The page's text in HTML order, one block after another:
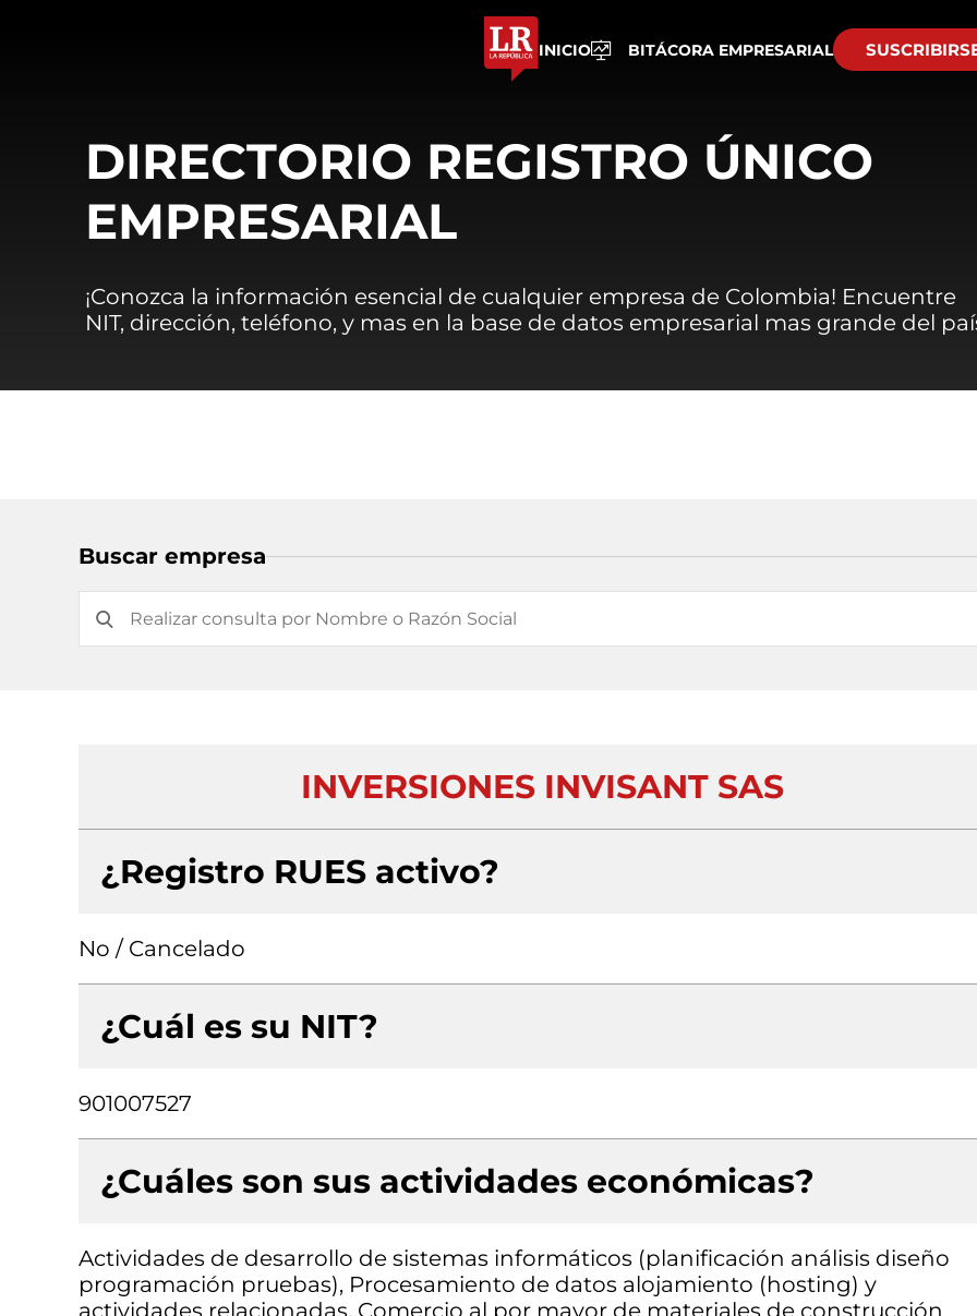
INICIO BITÁCORA EMPRESARIAL
DIRECTORIO REGISTRO ÚNICO
EMPRESARIAL
¡Conozca la información esencial de cualquier empresa de Colombia! Encuentre
NIT, dirección, teléfono, y mas en la base de datos empresarial mas grande del
Buscar empresa
INVERSIONES INVISANT SAS
¿Registro RUES activo?
No / Cancelado
¿Cuál es su NIT?
901007527
¿Cuáles son sus actividades económicas?
Actividades de desarrollo de sistemas informáticos (planificación análisis diseño
programación pruebas), Procesamiento de datos alojamiento (hosting) y
actividades relacionadas, Comercio al por mayor de materiales de construcción